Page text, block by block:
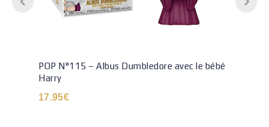
POP N°115 – Albus Dumbledore avec le bébé
Harry
17.95€